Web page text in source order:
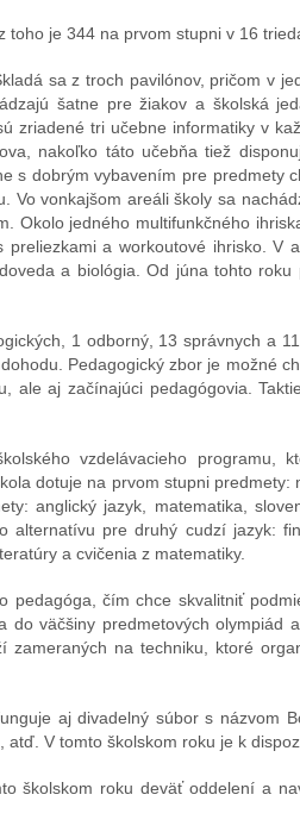
toho je 344 na prvom stupni v 16
sa z troch pavilónov, pričom v
šatne pre žiakov a školská
zriadené tri učebne informatiky v
nakoľko táto učebňa tiež
s dobrým vybavením pre predmety
Vo vonkajšom areáli školy sa
Okolo jedného multifunkčného
a workoutové ihrisko. V
a biológia. Od júna tohto
1 odborný, 13 správnych a
Pedagogický zbor je možné
ale aj začínajúci pedagógovia.
vzdelávacieho programu,
dotuje na prvom stupni
anglický jazyk, matematika,
pre druhý cudzí jazyk:
a cvičenia z matematiky.
pedagóga, čím chce skvalitniť
do väčšiny predmetových
na techniku, ktoré
aj divadelný súbor s názvom
V tomto školskom roku je k
školskom roku deväť oddelení a